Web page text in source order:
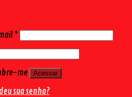
*
me
Acessar
sua senha?